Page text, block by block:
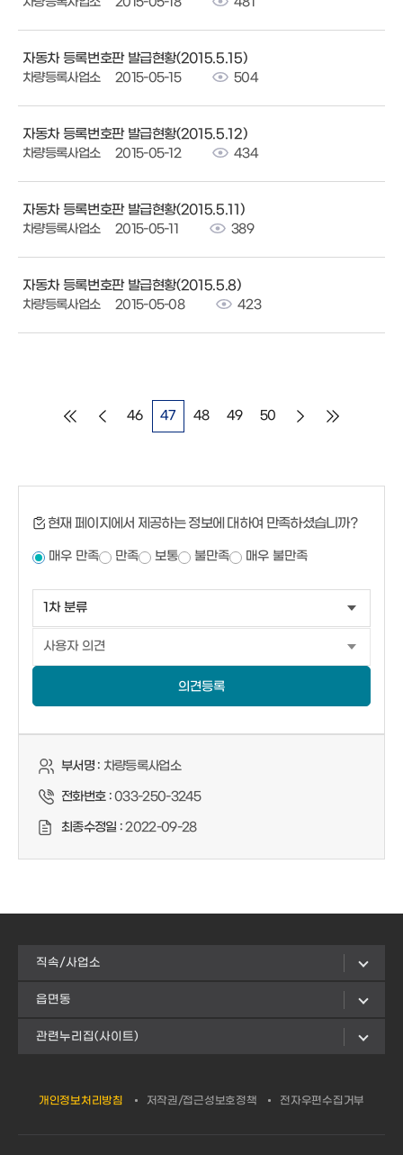
자동차 등록번호판 발급현황(2015.5.15)
차량등록사업소 2015-05-15 504
자동차 등록번호판 발급현황(2015.5.12)
차량등록사업소 2015-05-12 434
자동차 등록번호판 발급현황(2015.5.11)
차량등록사업소 2015-05-11 389
자동차 등록번호판 발급현황(2015.5.8)
차량등록사업소 2015-05-08 423
46 47 48 49 50
현재 페이지에서 제공하는 정보에 대하여 만족하셨습니까?
매우 만족 만족 보통 불만족 매우 불만족
의견등록
부서명 : 차량등록사업소
전화번호 :033-250-3245
최종수정일 :2022-09-28
직속/사업소
읍면동
관련누리집(사이트)
개인정보처리방침 저작권/접근성보호정책 전자우편수집거부